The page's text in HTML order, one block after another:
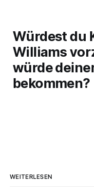
Würdest du
Williams
würde
bekommen?
WEITERLESEN